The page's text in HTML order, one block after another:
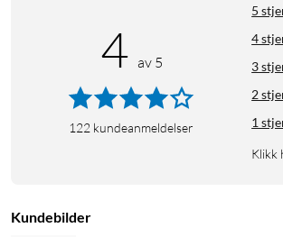
4 av 5
122 kundeanmeldelser
5
4
3
2
1
Klikk
Kundebilder